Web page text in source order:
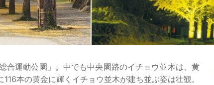
合運動公園」。中でも中央園路のイチョウ並木は、黄
本の黄金に輝くイチョウ並木が建ち並ぶ姿は壮観。